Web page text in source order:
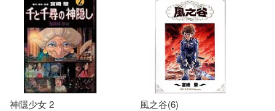
神隱少女 2
風之谷(6)